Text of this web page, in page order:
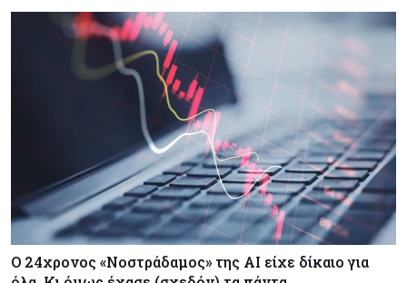
Ο 24χρονος «Νοστράδαμος» της AI είχε δίκαιο για